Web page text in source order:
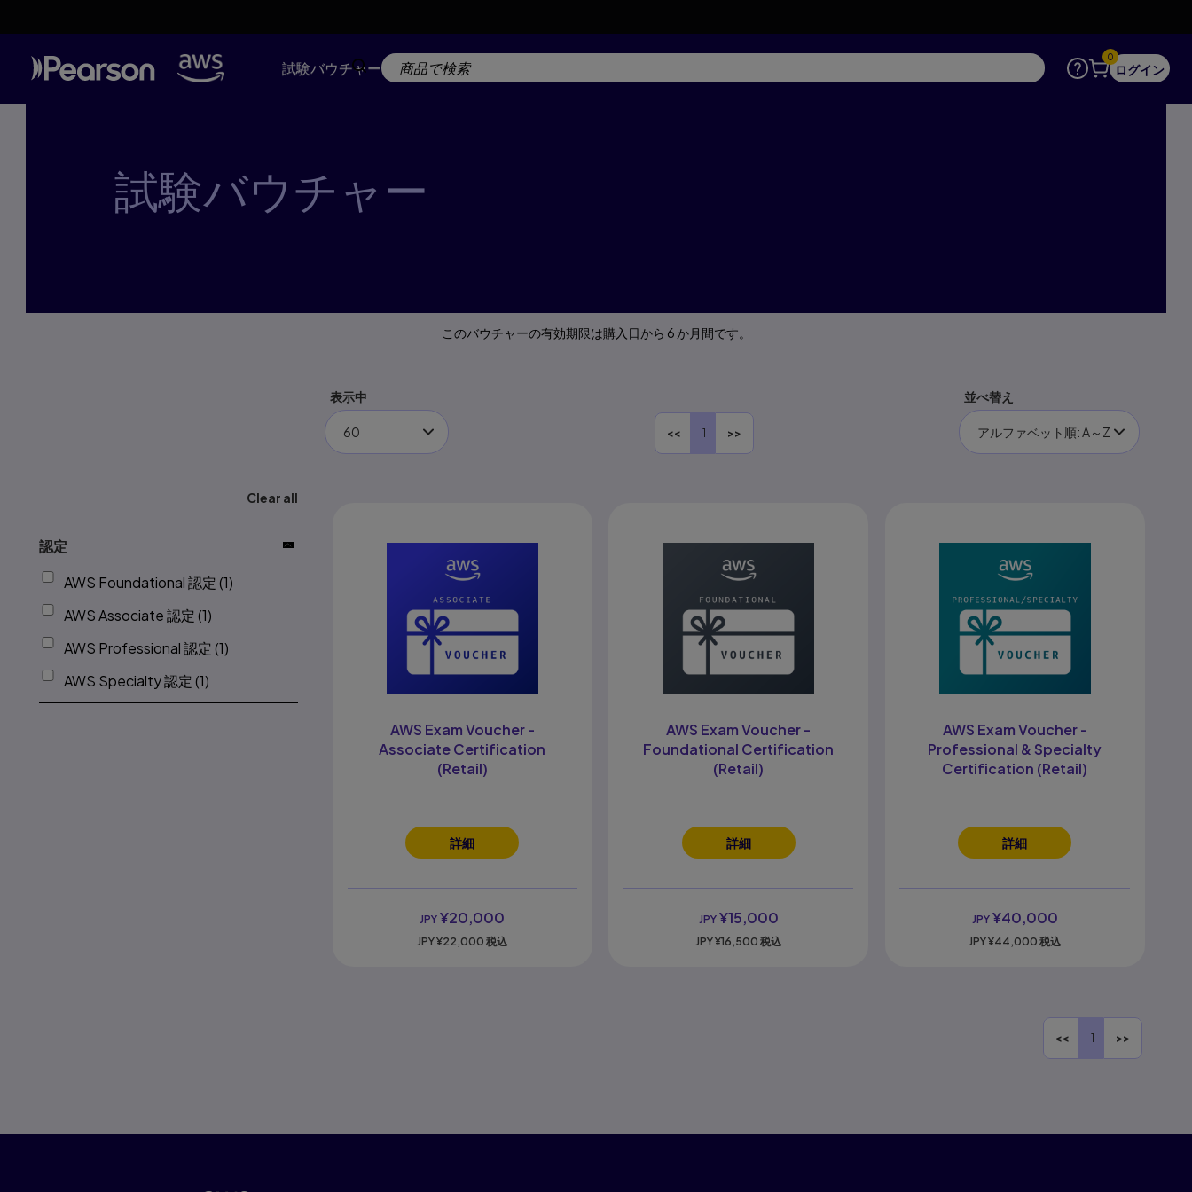
試験バウチャー ヘルプカート
0
ログイン
試験バウチャー
このバウチャーの有効期限は購入日から 6 か月間です。
表示中
60 << 1 >>
並べ替え
アルファベット順: A～Z
Clear all
認定
AWS Foundational 認定 (1)
AWS Associate 認定 (1)
AWS Professional 認定 (1)
AWS Specialty 認定 (1)
AWS Exam Voucher -
Associate Certification
(Retail)
詳細
JPY ¥20,000
JPY¥22,000 税込
AWS Exam Voucher -
Foundational Certification
(Retail)
詳細
JPY ¥15,000
JPY¥16,500 税込
AWS Exam Voucher -
Professional & Specialty
Certification (Retail)
詳細
JPY ¥40,000
JPY¥44,000 税込
<< 1 >>